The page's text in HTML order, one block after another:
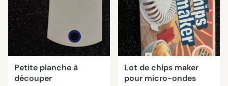
Petite planche à
découper
Lot de chips maker
pour micro-ondes